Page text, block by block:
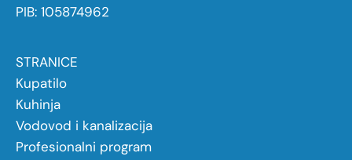
PIB: 105874962
STRANICE
Kupatilo
Kuhinja
Vodovod i kanalizacija
Profesionalni program